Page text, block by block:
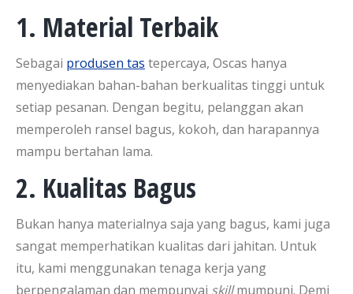
1. Material Terbaik
Sebagai produsen tas tepercaya, Oscas hanya
menyediakan bahan-bahan berkualitas tinggi untuk
setiap pesanan. Dengan begitu, pelanggan akan
memperoleh ransel bagus, kokoh, dan harapannya
mampu bertahan lama.
2. Kualitas Bagus
Bukan hanya materialnya saja yang bagus, kami juga
sangat memperhatikan kualitas dari jahitan. Untuk
itu, kami menggunakan tenaga kerja yang
berpengalaman dan mempunyai skillmumpuni. Demi